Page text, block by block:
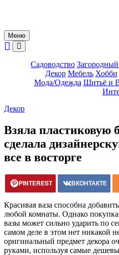
Меню
Садоводство
Декор Мебель Хобби
Мода/Одежда Шитьё и
Декор
Взяла пластиковую
сделала
все в восторге
PINTEREST ВКОНТАКТЕ
Красивая ваза способна
любой комнаты. Однако покупка
вазы может сильно ударить по
самом деле в этом нет никакой
оригинальный предмет декора
руками, используя самые